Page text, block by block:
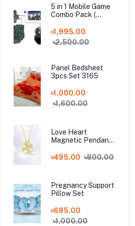
5 in 1 Mobile Game
Combo Pack (
Keyboard)
৳1,995.00
৳2,500.00
Panel Bedsheet
3pcs Set 3165
৳1,000.00
৳1,600.00
Love Heart
Magnetic Pendant
৳495.00 ৳800.00
Pregnancy Support
Pillow Set
৳695.00
৳1,000.00